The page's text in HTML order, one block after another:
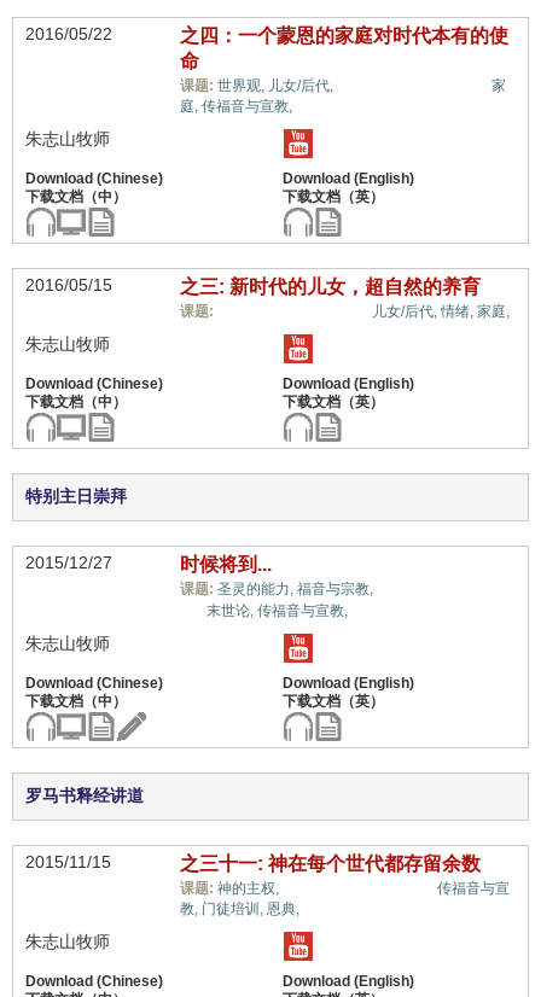
2016/05/22
之四：一个蒙恩的家庭对时代本有的使
命
课题: 世界观, 儿女/后代,
家
庭, 传福音与宣教,
朱志山牧师
2016/05/15 之三: 新时代的儿女，超自然的养育
课题: 儿女/后代,情绪, 家庭,
朱志山牧师
特别主日崇拜
2015/12/27 时候将到...
课题: 圣灵的能力, 福音与宗教,
末世论, 传福音与宣教,
朱志山牧师
罗马书释经讲道
2015/11/15 之三十一: 神在每个世代都存留余数
课题: 神的主权,
传福音与宣
教, 门徒培训, 恩典,
朱志山牧师